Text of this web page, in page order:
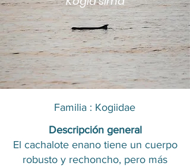
Familia : Kogiidae
Descripción general
El cachalote enano tiene un cuerpo
robusto y rechoncho, pero más